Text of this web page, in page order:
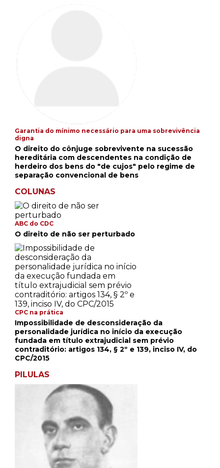
Garantia do mínimo necessário para uma sobrevivência
digna
O direito do cônjuge sobrevivente na sucessão
hereditária com descendentes na condição de
herdeiro dos bens do "de cujos" pelo regime de
separação convencional de bens
COLUNAS
ABC do CDC
O direito de não ser perturbado
CPC na prática
Impossibilidade de desconsideração da
personalidade jurídica no início da execução
fundada em título extrajudicial sem prévio
contraditório: artigos 134, § 2º e 139, inciso IV, do
CPC/2015
PILULAS